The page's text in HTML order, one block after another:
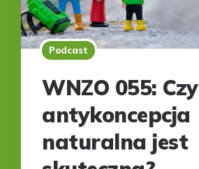
Podcast
WNZO 055: Czy
antykoncepcja
naturalna jest